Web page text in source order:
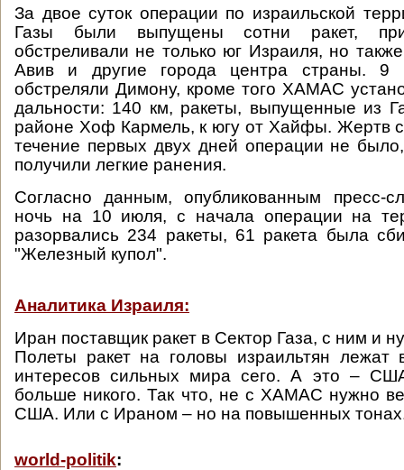
За двое суток операции по израильской
Газы были выпущены сотни ракет,
обстреливали не только юг Израиля, но
Авив и другие города центра страны. 9
обстреляли Димону, кроме того ХАМАС
дальности: 140 км, ракеты, выпущенные из
районе Хоф Кармель, к югу от Хайфы. Жертв
течение первых двух дней операции не
получили легкие ранения.
Согласно данным, опубликованным пресс-
ночь на 10 июля, с начала операции на
разорвались 234 ракеты, 61 ракета была
"Железный купол".
Аналитика Израиля:
Иран поставщик ракет в Сектор Газа, с ним и
Полеты ракет на головы израильтян лежат
интересов сильных мира сего. А это –
больше никого. Так что, не с ХАМАС нужно
США. Или с Ираном – но на повышенных
world-politik: